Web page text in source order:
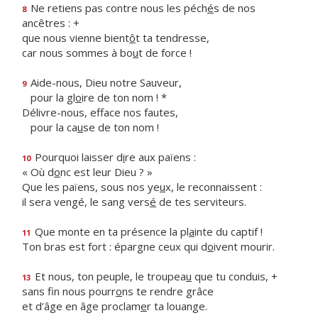
8 Ne retiens pas contre nous les péchés de nos
ancêtres : +
que nous vienne bientôt ta tendresse,
car nous sommes à bout de force !
9 Aide-nous, Dieu notre Sauveur,
pour la gloire de ton nom ! *
Délivre-nous, efface nos fautes,
pour la cause de ton nom !
10 Pourquoi laisser dire aux païens :
« Où donc est leur Dieu ? »
Que les païens, sous nos yeux, le reconnaissent :
il sera vengé, le sang versé de tes serviteurs.
11 Que monte en ta présence la plainte du captif !
Ton bras est fort : épargne ceux qui doivent mourir.
13 Et nous, ton peuple, le troupeau que tu conduis, +
sans fin nous pourrons te rendre grâce
et d’âge en âge proclamer ta louange.